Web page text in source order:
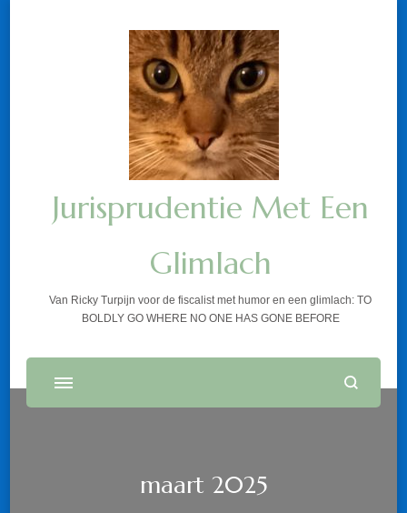
Jurisprudentie Met Een
Glimlach
Van Ricky Turpijn voor de fiscalist met humor en een glimlach: TO
BOLDLY GO WHERE NO ONE HAS GONE BEFORE
maart 2025